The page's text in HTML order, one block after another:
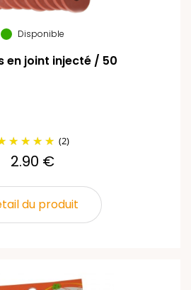
Disponible
en joint injecté / 50
(2)
2.90 €
du produit